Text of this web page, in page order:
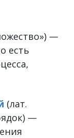
—
есть
(лат.
—